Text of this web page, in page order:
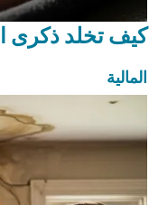
كيف تخلد ذكرى
المالية